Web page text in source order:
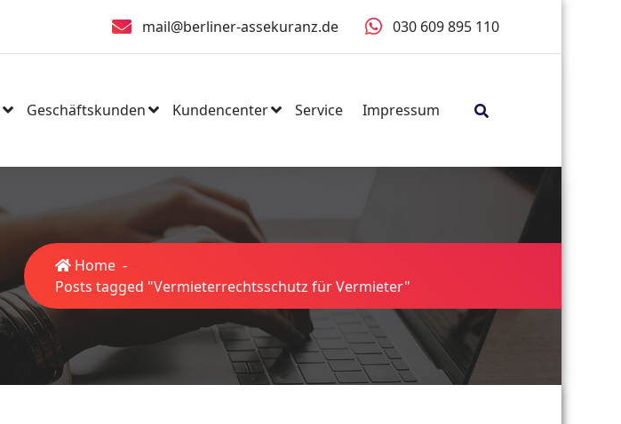
mail@berliner-assekuranz.de 030 609 895 110
Geschäftskunden Kundencenter Service Impressum
Home -
Posts tagged "Vermieterrechtsschutz für Vermieter"